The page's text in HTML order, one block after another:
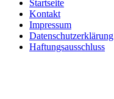
Startseite
Kontakt
Impressum
Datenschutzerklärung
Haftungsausschluss